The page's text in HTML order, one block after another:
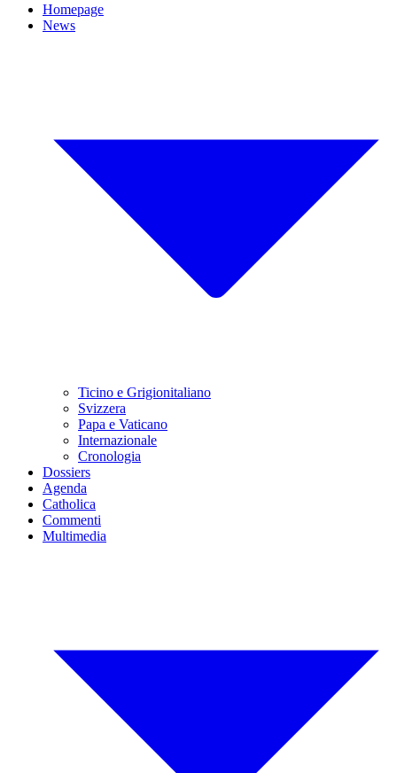
Homepage
News
Ticino e Grigionitaliano
Svizzera
Papa e Vaticano
Internazionale
Cronologia
Dossiers
Agenda
Catholica
Commenti
Multimedia